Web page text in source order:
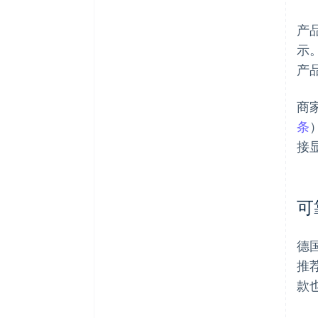
产
示
产
商
条
接
可
德
推
款